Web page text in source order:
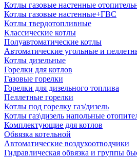
Котлы газовые настенные
Котлы газовые настенные+ГВС
Котлы твердотопливные
Классические котлы
Полуавтоматические котлы
Автоматические угольные и
Котлы дизельные
Горелки для котлов
Газовые горелки
Горелки для дизельного топлива
Пеллетные горелки
Котлы под горелку газ/дизель
Котлы газ\дизель напольные
Комплектующие для котлов
Обвязка котельной
Автоматические воздухоотводчики
Гидравлическая обвязка и группы